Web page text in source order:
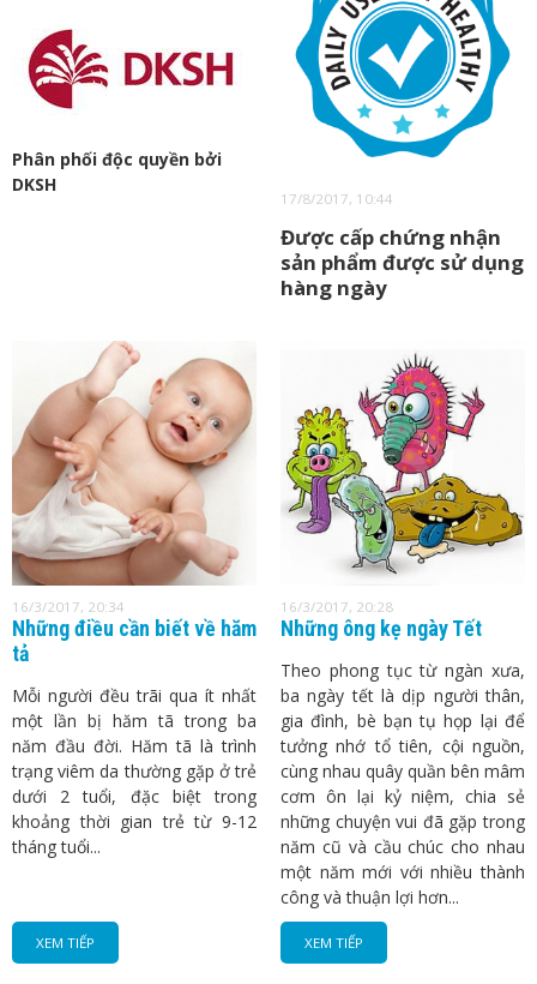
Phân phối độc quyền bởi
DKSH
17/8/2017, 10:44
Được cấp chứng nhận
sản phẩm được sử dụng
hàng ngày
16/3/2017, 20:34
Những điều cần biết về hăm
tả
Mỗi người đều trãi qua ít nhất
một lần bị hăm tã trong ba
năm đầu đời. Hăm tã là trình
trạng viêm da thường gặp ở trẻ
dưới 2 tuổi, đặc biệt trong
khoảng thời gian trẻ từ 9-12
tháng tuổi...
XEM TIẾP
16/3/2017, 20:28
Những ông kẹ ngày Tết
Theo phong tục từ ngàn xưa,
ba ngày tết là dịp người thân,
gia đình, bè bạn tụ họp lại để
tưởng nhớ tổ tiên, cội nguồn,
cùng nhau quây quần bên mâm
cơm ôn lại kỷ niệm, chia sẻ
những chuyện vui đã gặp trong
năm cũ và cầu chúc cho nhau
một năm mới với nhiều thành
công và thuận lợi hơn...
XEM TIẾP